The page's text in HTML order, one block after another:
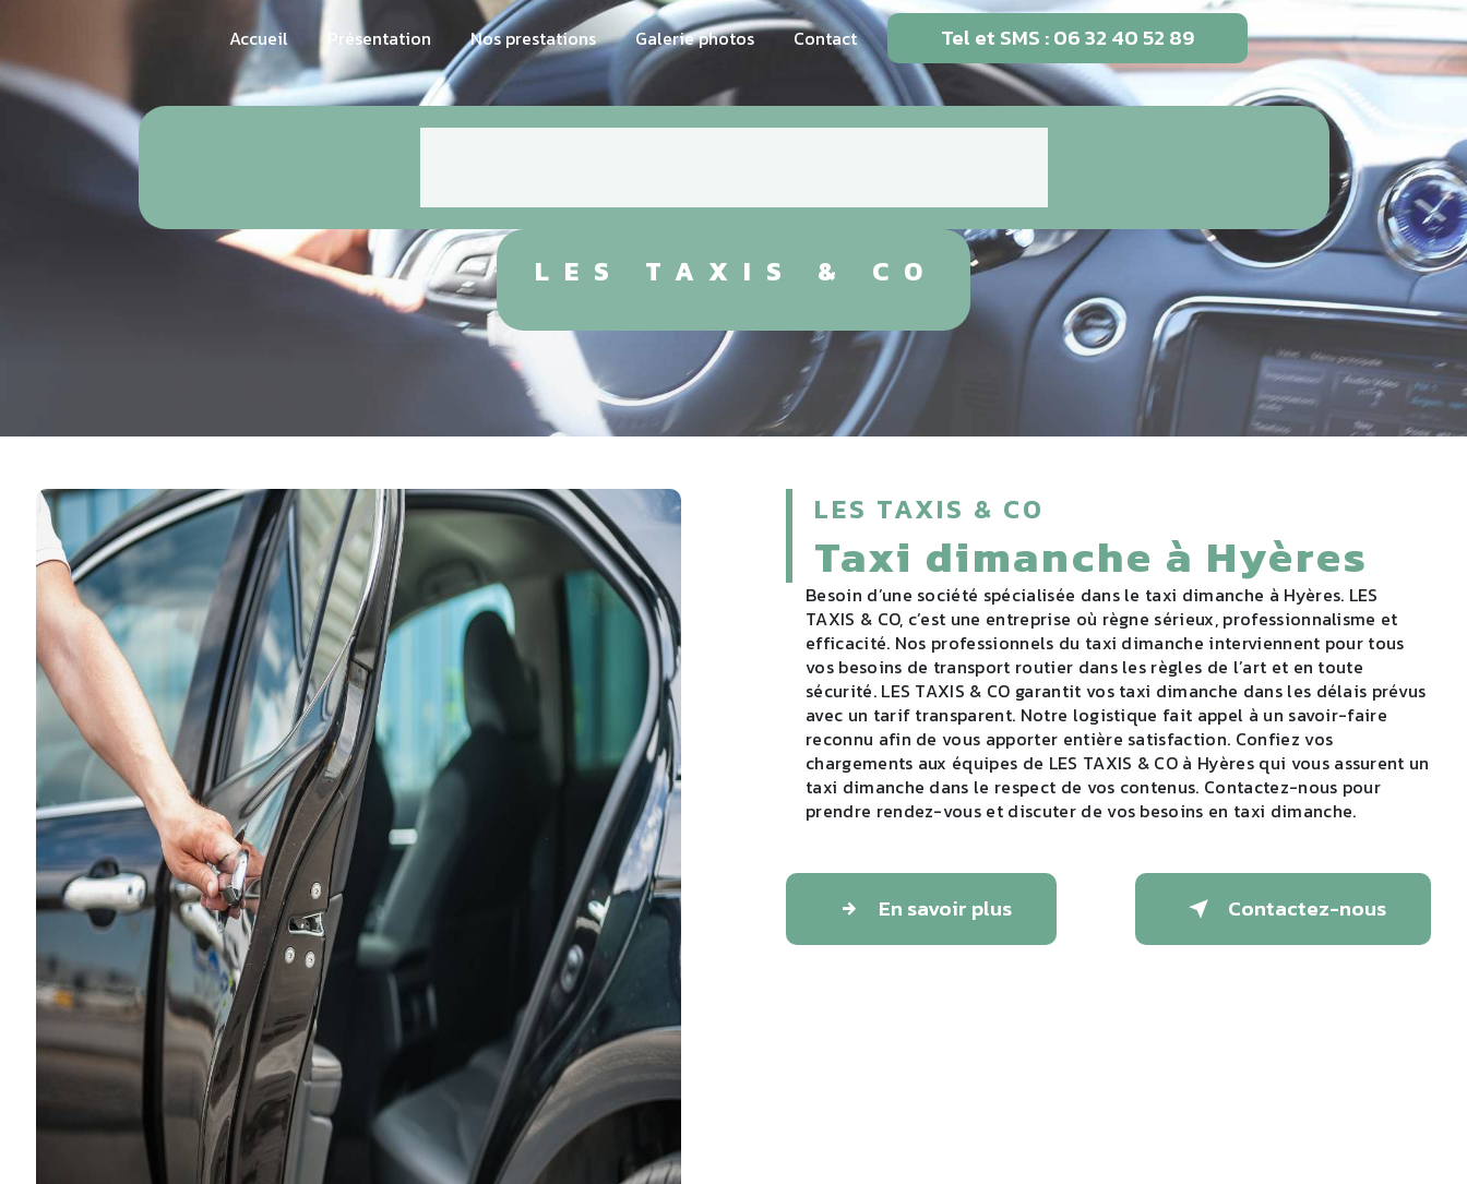
Accueil Présentation Nos prestations Galerie photos Contact Tel et SMS : 06 32 40 52 89
LES TAXIS & CO
LES TAXIS & CO
taxi dimanche à Hyères
Besoin d’une société spécialisée dans le taxi dimanche à Hyères. LES
TAXIS & CO, c’est une entreprise où règne sérieux, professionnalisme et
efficacité. Nos professionnels du taxi dimanche interviennent pour tous
vos besoins de transport routier dans les règles de l’art et en toute
sécurité. LES TAXIS & CO garantit vos taxi dimanche dans les délais prévus
avec un tarif transparent. Notre logistique fait appel à un savoir-faire
reconnu afin de vous apporter entière satisfaction. Confiez vos
chargements aux équipes de LES TAXIS & CO à Hyères qui vous assurent un
taxi dimanche dans le respect de vos contenus. Contactez-nous pour
prendre rendez-vous et discuter de vos besoins en taxi dimanche.
En savoir plus Contactez-nous